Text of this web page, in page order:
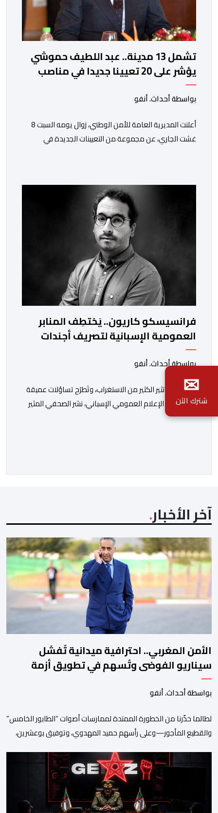
تشمل 13 مدينة.. عبد اللطيف حموشي
يؤشر على 20 تعيينا جديدا في مناصب
المسؤولية بمصالح الأمن الوطني
بواسطة أحداث. أنفو
أعلنت المديرية العامة للأمن الوطني، زوال يومه السبت 8
غشت الجاري، عن مجموعة من التعيينات الجديدة في
والعيون والدار البيضاء وبني ملال وابن جرير وطنجة وأصيلة،
وذلك في إطار دينامية داخلية تهدف لضخ دماء جديدة
والاستعانة بكفاءات أمنية شابة ومتمرسة، […]
فرانسيسكو كاريون.. يَختطِف المنابر
العمومية الإسبانية لتصريف أجندات
معادية للمغرب
بواسطة أحداث. أنفو
في خطوة تثير الكثير من الاستغراب، وتَطرَح تساؤلات عميقة
حول مسار الإعلام العمومي الإسباني، نشر الصحفي المثير
للجدل فرانسيسكو كاريون مقالاً مطولاً ومتحيزاً على بوابة
الاجتماعية”، يُمثِّل خروجاً غير مألوف عن الخط التحريري
آخر الأخبار
الأمن المغربي.. احترافية ميدانية تُفشل
سيناريو الفوضى وتُسهم في تطويق أزمة
سبتة
بواسطة أحداث. أنفو
لطالما حذّرنا من الخطورة الممتدة لممارسات أصوات “الطابور الخامس”
والقطيع المأجور—وعلى رأسهم حميد المهدوي، وتوفيق بوعشرين،
أخلاقيات العمل الصحفي ومقتضيات القانون الجنائي، عبر الاستغلال
المقيت لفقر وهشاشة بعض المواطنين وتوظيف انفعالاتهم لخدمة
أجندات التهييج وضرر استقرار الوطن. وجاء بوح “أبو وائل الريفي” هذا
الأحد ليؤكد حقيقة هذه […]
✉
شترك الآن